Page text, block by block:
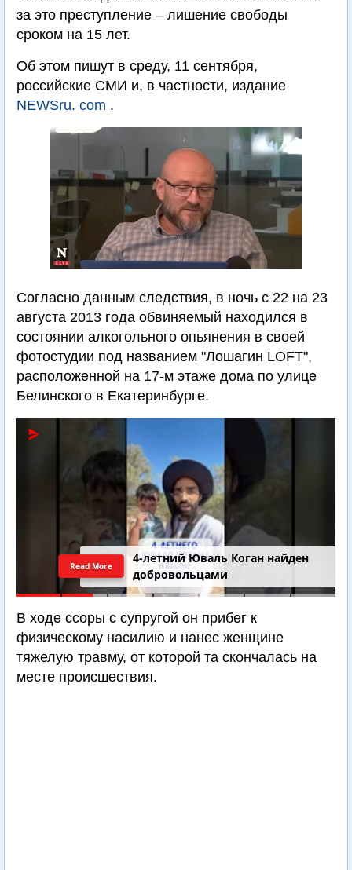
за это преступление – лишение свободы
сроком на 15 лет.
Об этом пишут в среду, 11 сентября,
российские СМИ и, в частности, издание
NEWSru. com .
Согласно данным следствия, в ночь с 22 на 23
августа 2013 года обвиняемый находился в
состоянии алкогольного опьянения в своей
фотостудии под названием "Лошагин LOFT",
расположенной на 17-м этаже дома по улице
Белинского в Екатеринбурге.
4-летний Юваль Коган найден
добровольцами
Read More
В ходе ссоры с супругой он прибег к
физическому насилию и нанес женщине
тяжелую травму, от которой та скончалась на
месте происшествия.